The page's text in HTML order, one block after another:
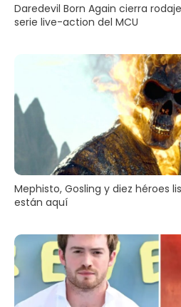
Daredevil Born Again cierra
serie live-action del MCU
Mephisto, Gosling y diez héroes
están aquí